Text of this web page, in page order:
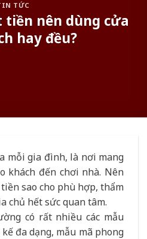
TỨC
tiền nên dùng cửa
hay đều?
mỗi gia đình, là nơi mang
khách đến chơi nhà. Nên
tiền sao cho phù hợp, thẩm
chủ hết sức quan tâm.
có rất nhiều các mẫu
đa dạng, mẫu mã phong